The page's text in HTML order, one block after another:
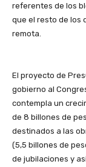
referentes de los
que el resto de los
remota.
El proyecto de
gobierno al
contempla un
de 8 billones de
destinados a las
(5,5 billones de
de jubilaciones y